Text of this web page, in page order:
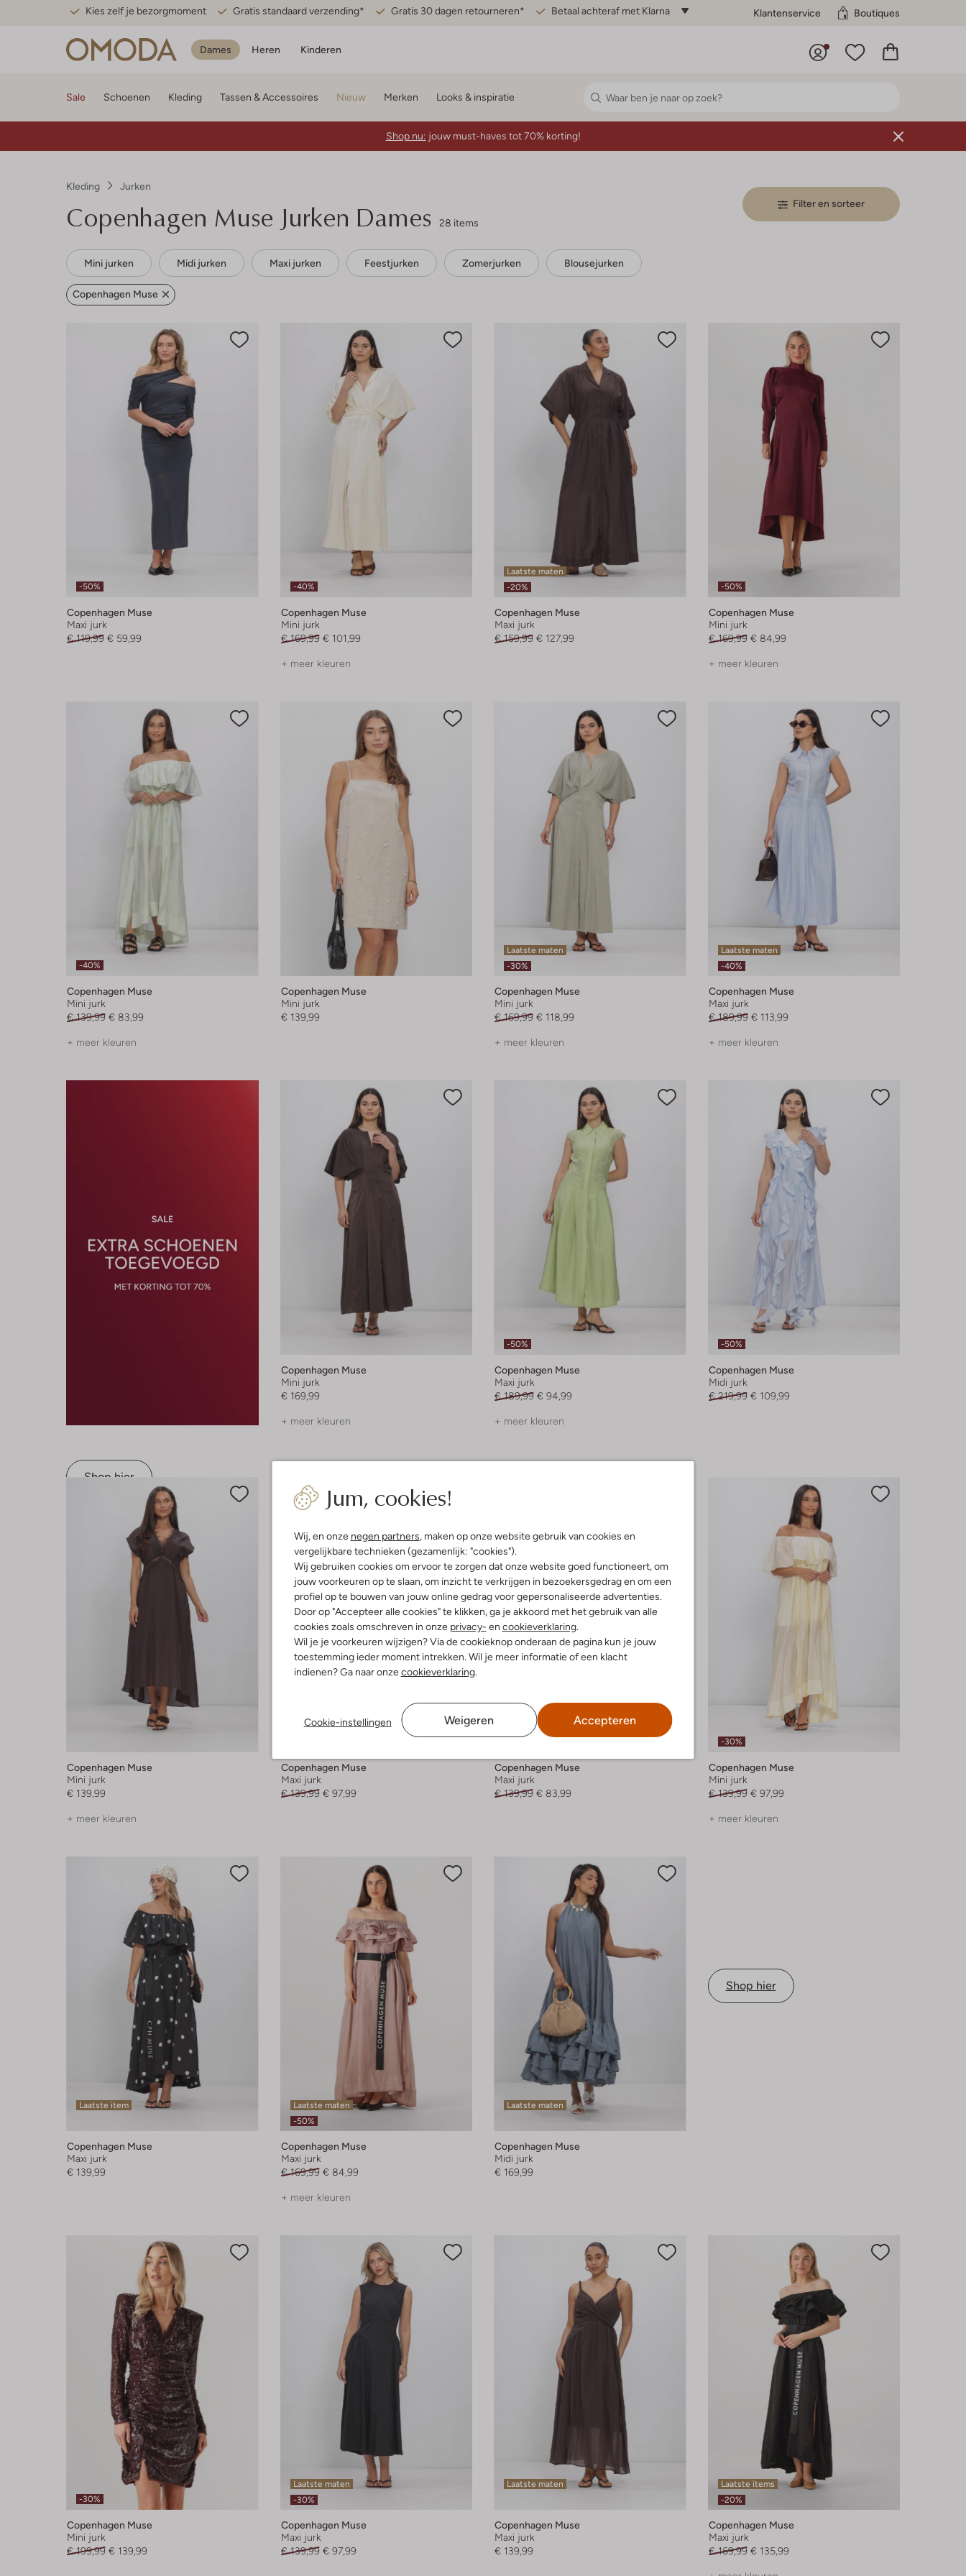
Kies zelf je bezorgmoment Gratis standaard verzending* Gratis 30 dagen retourneren* Betaal achteraf met Klarna Klantenservice Boutiques
Dames Heren Kinderen
Jum, cookies!
Wij, en onze negen partners, maken op onze website gebruik van cookies en
vergelijkbare technieken (gezamenlijk: "cookies").
Wij gebruiken cookies om ervoor te zorgen dat onze website goed functioneert, om
jouw voorkeuren op te slaan, om inzicht te verkrijgen in bezoekersgedrag en om een
profiel op te bouwen van jouw online gedrag voor gepersonaliseerde advertenties.
Door op "Accepteer alle cookies" te klikken, ga je akkoord met het gebruik van alle
cookies zoals omschreven in onze privacy- en cookieverklaring.
Wil je je voorkeuren wijzigen? Via de cookieknop onderaan de pagina kun je jouw
toestemming ieder moment intrekken. Wil je meer informatie of een klacht
indienen? Ga naar onzecookieverklaring.
Cookie-instellingen Weigeren Accepteren
Sale Schoenen Kleding Tassen & Accessoires Nieuw Merken Looks & inspiratie
Shop nu: jouw must-haves tot 70% korting!
Kleding Jurken
Copenhagen Muse Jurken Dames 28 items
Filter en sorteer
Mini jurken Midi jurken Maxi jurken Feestjurken Zomerjurken Blousejurken
Copenhagen Muse
-50%
Copenhagen Muse
Maxi jurk
€ 119,99 € 59,99
-40%
Copenhagen Muse
Mini jurk
€ 169,99 € 101,99
+ meer kleuren
Laatste maten
-20%
Copenhagen Muse
Maxi jurk
€ 159,99 € 127,99
-50%
Copenhagen Muse
Mini jurk
€ 169,99 € 84,99
+ meer kleuren
-40%
Copenhagen Muse
Mini jurk
€ 139,99 € 83,99
+ meer kleuren
Copenhagen Muse
Mini jurk
€ 139,99
Laatste maten
-30%
Copenhagen Muse
Mini jurk
€ 169,99 € 118,99
+ meer kleuren
Laatste maten
-40%
Copenhagen Muse
Maxi jurk
€ 189,99 € 113,99
+ meer kleuren
Shop hier
Copenhagen Muse
Mini jurk
€ 169,99
+ meer kleuren
-50%
Copenhagen Muse
Maxi jurk
€ 189,99 € 94,99
+ meer kleuren
-50%
Copenhagen Muse
Midi jurk
€ 219,99 € 109,99
Copenhagen Muse
Mini jurk
€ 139,99
+ meer kleuren
Copenhagen Muse
Maxi jurk
€ 139,99 € 97,99
Laatste maten
Copenhagen Muse
Maxi jurk
€ 139,99 € 83,99
-30%
Copenhagen Muse
Mini jurk
€ 139,99 € 97,99
+ meer kleuren
Laatste item
Copenhagen Muse
Maxi jurk
€ 139,99
Laatste maten
-50%
Copenhagen Muse
Maxi jurk
€ 169,99 € 84,99
+ meer kleuren
Laatste maten
Copenhagen Muse
Midi jurk
€ 169,99
Shop hier
-30%
Copenhagen Muse
Mini jurk
€ 199,99 € 139,99
Laatste maten
-30%
Copenhagen Muse
Maxi jurk
€ 139,99 € 97,99
Laatste maten
Copenhagen Muse
Maxi jurk
€ 139,99
Laatste items
-20%
Copenhagen Muse
Maxi jurk
€ 169,99 € 135,99